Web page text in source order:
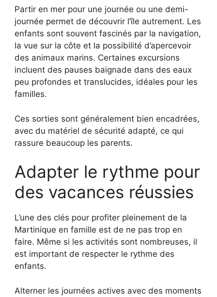
Partir en mer pour une journée ou une demi-
journée permet de découvrir l’île autrement. Les
enfants sont souvent fascinés par la navigation,
la vue sur la côte et la possibilité d’apercevoir
des animaux marins. Certaines excursions
incluent des pauses baignade dans des eaux
peu profondes et translucides, idéales pour les
familles.
Ces sorties sont généralement bien encadrées,
avec du matériel de sécurité adapté, ce qui
rassure beaucoup les parents.
Adapter le rythme pour
des vacances réussies
L’une des clés pour profiter pleinement de la
Martinique en famille est de ne pas trop en
faire. Même si les activités sont nombreuses, il
est important de respecter le rythme des
enfants.
Alterner les journées actives avec des moments